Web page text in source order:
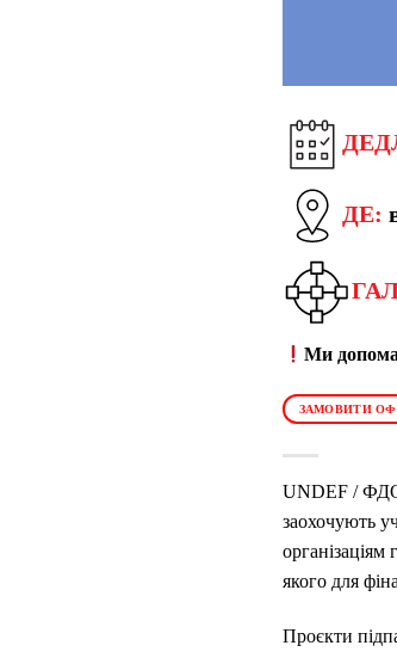
ДЕ:
Ми
ЗАМОВИТИ
UNDEF /
заохочують
організаціям
якого для
Проєкти